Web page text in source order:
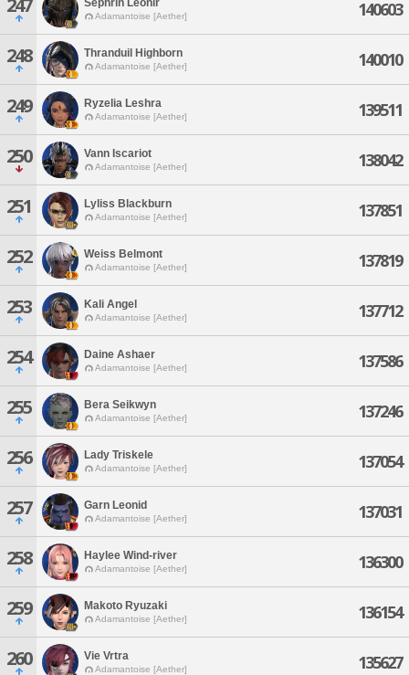
247 Sephrin Leonir
Adamantoise [Aether] 140603
248 Thranduil Highborn
Adamantoise [Aether] 140010
249 Ryzelia Leshra
Adamantoise [Aether] 139511
250 Vann Iscariot
Adamantoise [Aether] 138042
251 Lyliss Blackburn
Adamantoise [Aether] 137851
252 Weiss Belmont
Adamantoise [Aether] 137819
253 Kali Angel
Adamantoise [Aether] 137712
254 Daine Ashaer
Adamantoise [Aether] 137586
255 Bera Seikwyn
Adamantoise [Aether] 137246
256 Lady Triskele
Adamantoise [Aether] 137054
257 Garn Leonid
Adamantoise [Aether] 137031
258 Haylee Wind-river
Adamantoise [Aether] 136300
259 Makoto Ryuzaki
Adamantoise [Aether] 136154
260 Vie Vrtra
Adamantoise [Aether] 135627